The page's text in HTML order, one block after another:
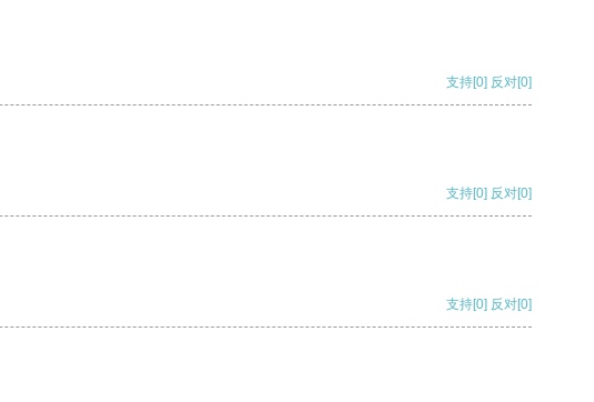
支持[0] 反对[0]
支持[0] 反对[0]
支持[0] 反对[0]